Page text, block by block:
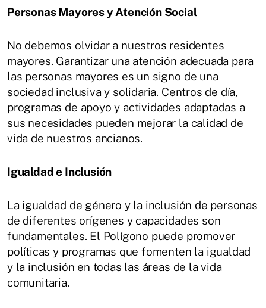
Personas Mayores y Atención Social
No debemos olvidar a nuestros residentes
mayores. Garantizar una atención adecuada para
las personas mayores es un signo de una
sociedad inclusiva y solidaria. Centros de día,
programas de apoyo y actividades adaptadas a
sus necesidades pueden mejorar la calidad de
vida de nuestros ancianos.
Igualdad e Inclusión
La igualdad de género y la inclusión de personas
de diferentes orígenes y capacidades son
fundamentales. El Polígono puede promover
políticas y programas que fomenten la igualdad
y la inclusión en todas las áreas de la vida
comunitaria.